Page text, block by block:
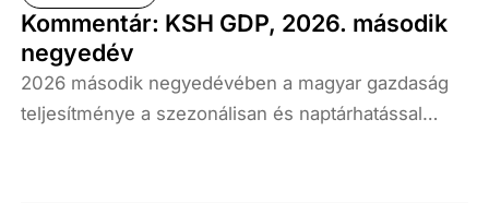
Kommentár: KSH GDP, 2026. második
negyedév
2026 második negyedévében a magyar gazdaság
teljesítménye a szezonálisan és naptárhatással